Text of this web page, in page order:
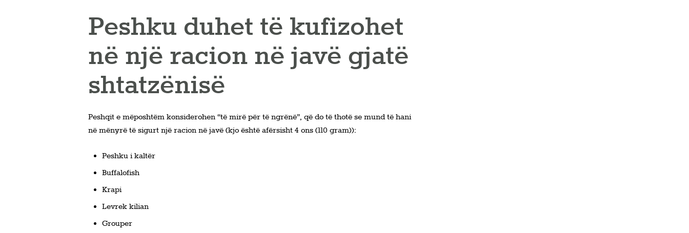
Peshku duhet të kufizohet
në një racion në javë gjatë
shtatzënisë
Peshqit e mëposhtëm konsiderohen “të mirë për të ngrënë”, që do të thotë se mund të hani
në mënyrë të sigurt një racion në javë (kjo është afërsisht 4 ons (110 gram)):
Peshku i kaltër
Buffalofish
Krapi
Levrek kilian
Grouper